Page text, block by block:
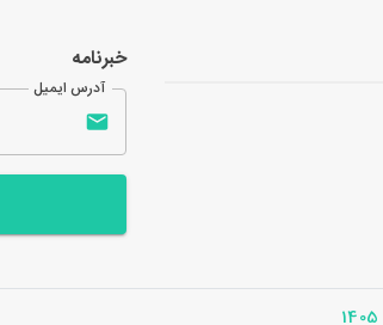
خبرنامه
آدرس ایمیل